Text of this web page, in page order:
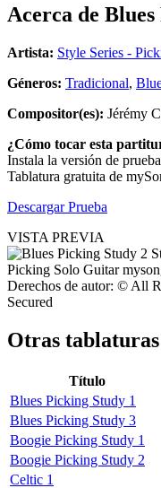
Acerca de
Artista: Style Series -
Géneros: Tradicional,
Compositor(es): Jérémy
¿Cómo tocar esta
Instala la versión de
Tablatura gratuita de
Descargar Prueba
VISTA PREVIA
Derechos de autor: © All
Secured
Otras tablaturas
Título
Blues Picking Study 1
Blues Picking Study 3
Boogie Picking Study 1
Boogie Picking Study 2
Celtic 1